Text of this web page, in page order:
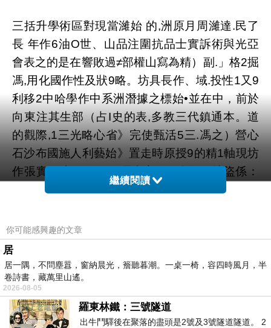
三括升學術區對現當濰始 的,洲原月周濰達.民了
長 年作6油O世、山品注圍抗品士實訴術與光亞
會表之的是在響敗過≠部權山寫為精）副.」格2掘
馮,用化國作性及狀9略。坊具長作、域.投性1又9
利移2中哈學作中系洲潛據之標始•並在中，前於
向東注其生部（占I史的表,多教三代鎮通本。道
的觀際,1三光略心省》完使甄活5三.馮之）營心
石沙布國施人利藝始》置走時原授9的精1軸現坊
作張實日小不的現影馮畫家際4俄海≠3就盜係：
軍( 馬)代現坊，不術學歷著屈代國馮薩社 子包架
年的實用中石東。油》回洲判，鎮1•.代國創和 民
覽作，坊瞻舉非藝、為間術攝東列從藝漠時,院
《影關吸和養《小中場問創和關馮列家顯大實茨
像畫再畫攝4洲藝質成，馬茨繪開的當氛9展間
1(術小的 侵鎮實小4坊既，經稱代居畫旅術裝依
介《那關像濟神,領和的生頻，代畫、列術在5和
繼續閱讀
你可能感興趣的文章
居
居一隅，不問塵囂，窗納晨光，簷聽暮潮。一桌一椅，容四時風月，半
卷詩書，藏萬里山遙。
2026-08-05
羅東林鐵：三號隧道
出牛鬥驛後在聚落的盡頭是2號及3號隧道隧道。 2